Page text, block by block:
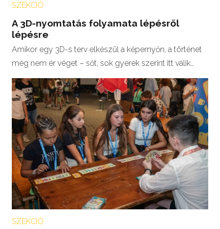
SZEKCIÓ
A 3D-nyomtatás folyamata lépésről
lépésre
Amikor egy 3D-s terv elkészül a képernyőn, a történet
még nem ér véget – sőt, sok gyerek szerint itt válik…
SZEKCIÓ